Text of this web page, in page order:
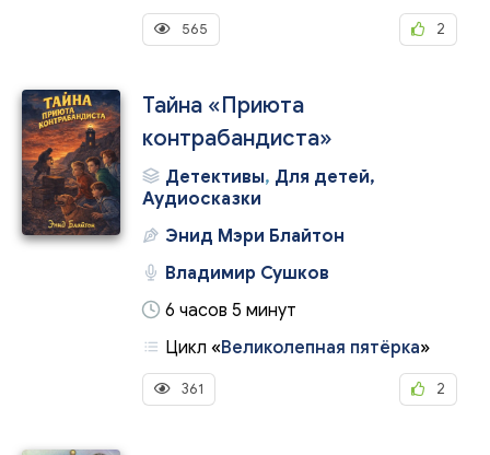
565 2
Тайна «Приюта
контрабандиста»
Детективы, Для детей,
Аудиосказки
Энид Мэри Блайтон
Владимир Сушков
6 часов 5 минут
Цикл «Великолепная пятёрка»
361 2